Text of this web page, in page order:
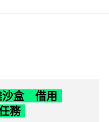
沙盒 借用
務